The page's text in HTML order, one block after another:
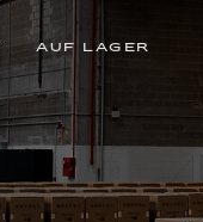
AUF LAGER